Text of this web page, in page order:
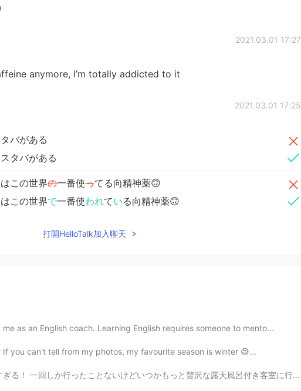
2021.03.01 17:27
anymore, I’m totally addicted to it
2021.03.01 17:25
バがある
タバがある
この世界の一番使ってる向精神薬🙃
この世界で一番使われている向精神薬🙃
打開HelloTalk加入聊天
as an English coach. Learning English requires someone to mento...
If you can't tell from my photos, my favourite season is winter 😅...
けどいつかもっと贅沢な露天風呂付き客室に行ってみたいなぁ〜♨️穏やかな気持ちで過ごせると思う〜 早くコロナが収まるといいね😅旅行に行きたい！